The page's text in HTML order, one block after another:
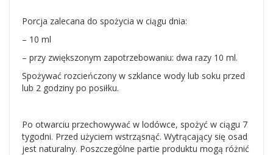
Porcja zalecana do spożycia w ciągu dnia:
– 10 ml
– przy zwiększonym zapotrzebowaniu: dwa razy 10 ml.
Spożywać rozcieńczony w szklance wody lub soku przed
lub 2 godziny po posiłku.
Po otwarciu przechowywać w lodówce, spożyć w ciągu 7
tygodni. Przed użyciem wstrząsnąć. Wytrącający się osad
jest naturalny. Poszczególne partie produktu mogą różnić